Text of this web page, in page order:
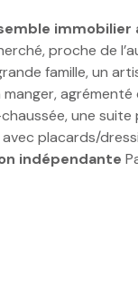
immobilier
proche de
famille, un
une
placards/
indépendante
d’environ 1400